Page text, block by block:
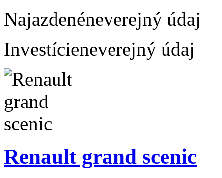
Najazdenéneverejný údaj
Investícieneverejný údaj
Renault grand scenic